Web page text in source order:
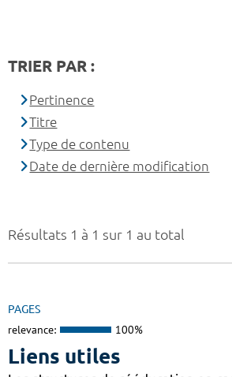
Résultats 1 à 1 sur 1 au total
PAGES
relevance: 100%
Liens utiles
TRIER PAR :
Pertinence
Titre
Type de contenu
Date de dernière modification